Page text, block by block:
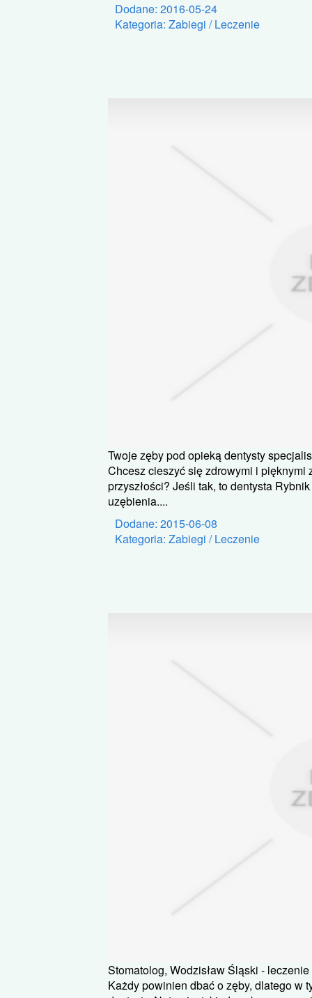
Dodane: 2016-05-24
Kategoria: Zabiegi / Leczenie
Twoje zęby pod opieką dentysty
Chcesz cieszyć się zdrowymi i pięknymi
przyszłości? Jeśli tak, to dentysta
uzębienia....
Dodane: 2015-06-08
Kategoria: Zabiegi / Leczenie
Stomatolog, Wodzisław Śląski -
Każdy powinien dbać o zęby, dlatego w